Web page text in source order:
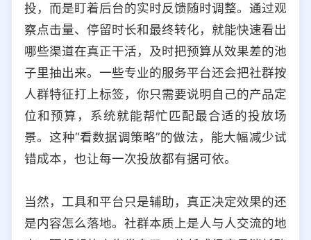
投，而是盯着后台的实时反馈随时调整。通过观
察点击量、停留时长和最终转化，就能快速看出
哪些渠道在真正干活，及时把预算从效果差的池
子里抽出来。一些专业的服务平台还会把社群按
人群特征打上标签，你只需要说明自己的产品定
位和预算，系统就能帮忙匹配最合适的投放场
景。这种“看数据调策略”的做法，能大幅减少试
错成本，也让每一次投放都有据可依。
当然，工具和平台只是辅助，真正决定效果的还
是内容怎么落地。社群本质上是人与人交流的地